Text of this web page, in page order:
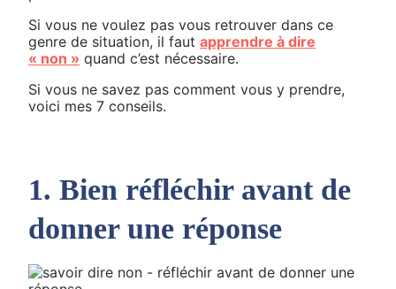
Si vous ne voulez pas vous retrouver dans ce
genre de situation, il faut apprendre à dire
« non » quand c’est nécessaire.
Si vous ne savez pas comment vous y prendre,
voici mes 7 conseils.
1. Bien réfléchir avant de
donner une réponse